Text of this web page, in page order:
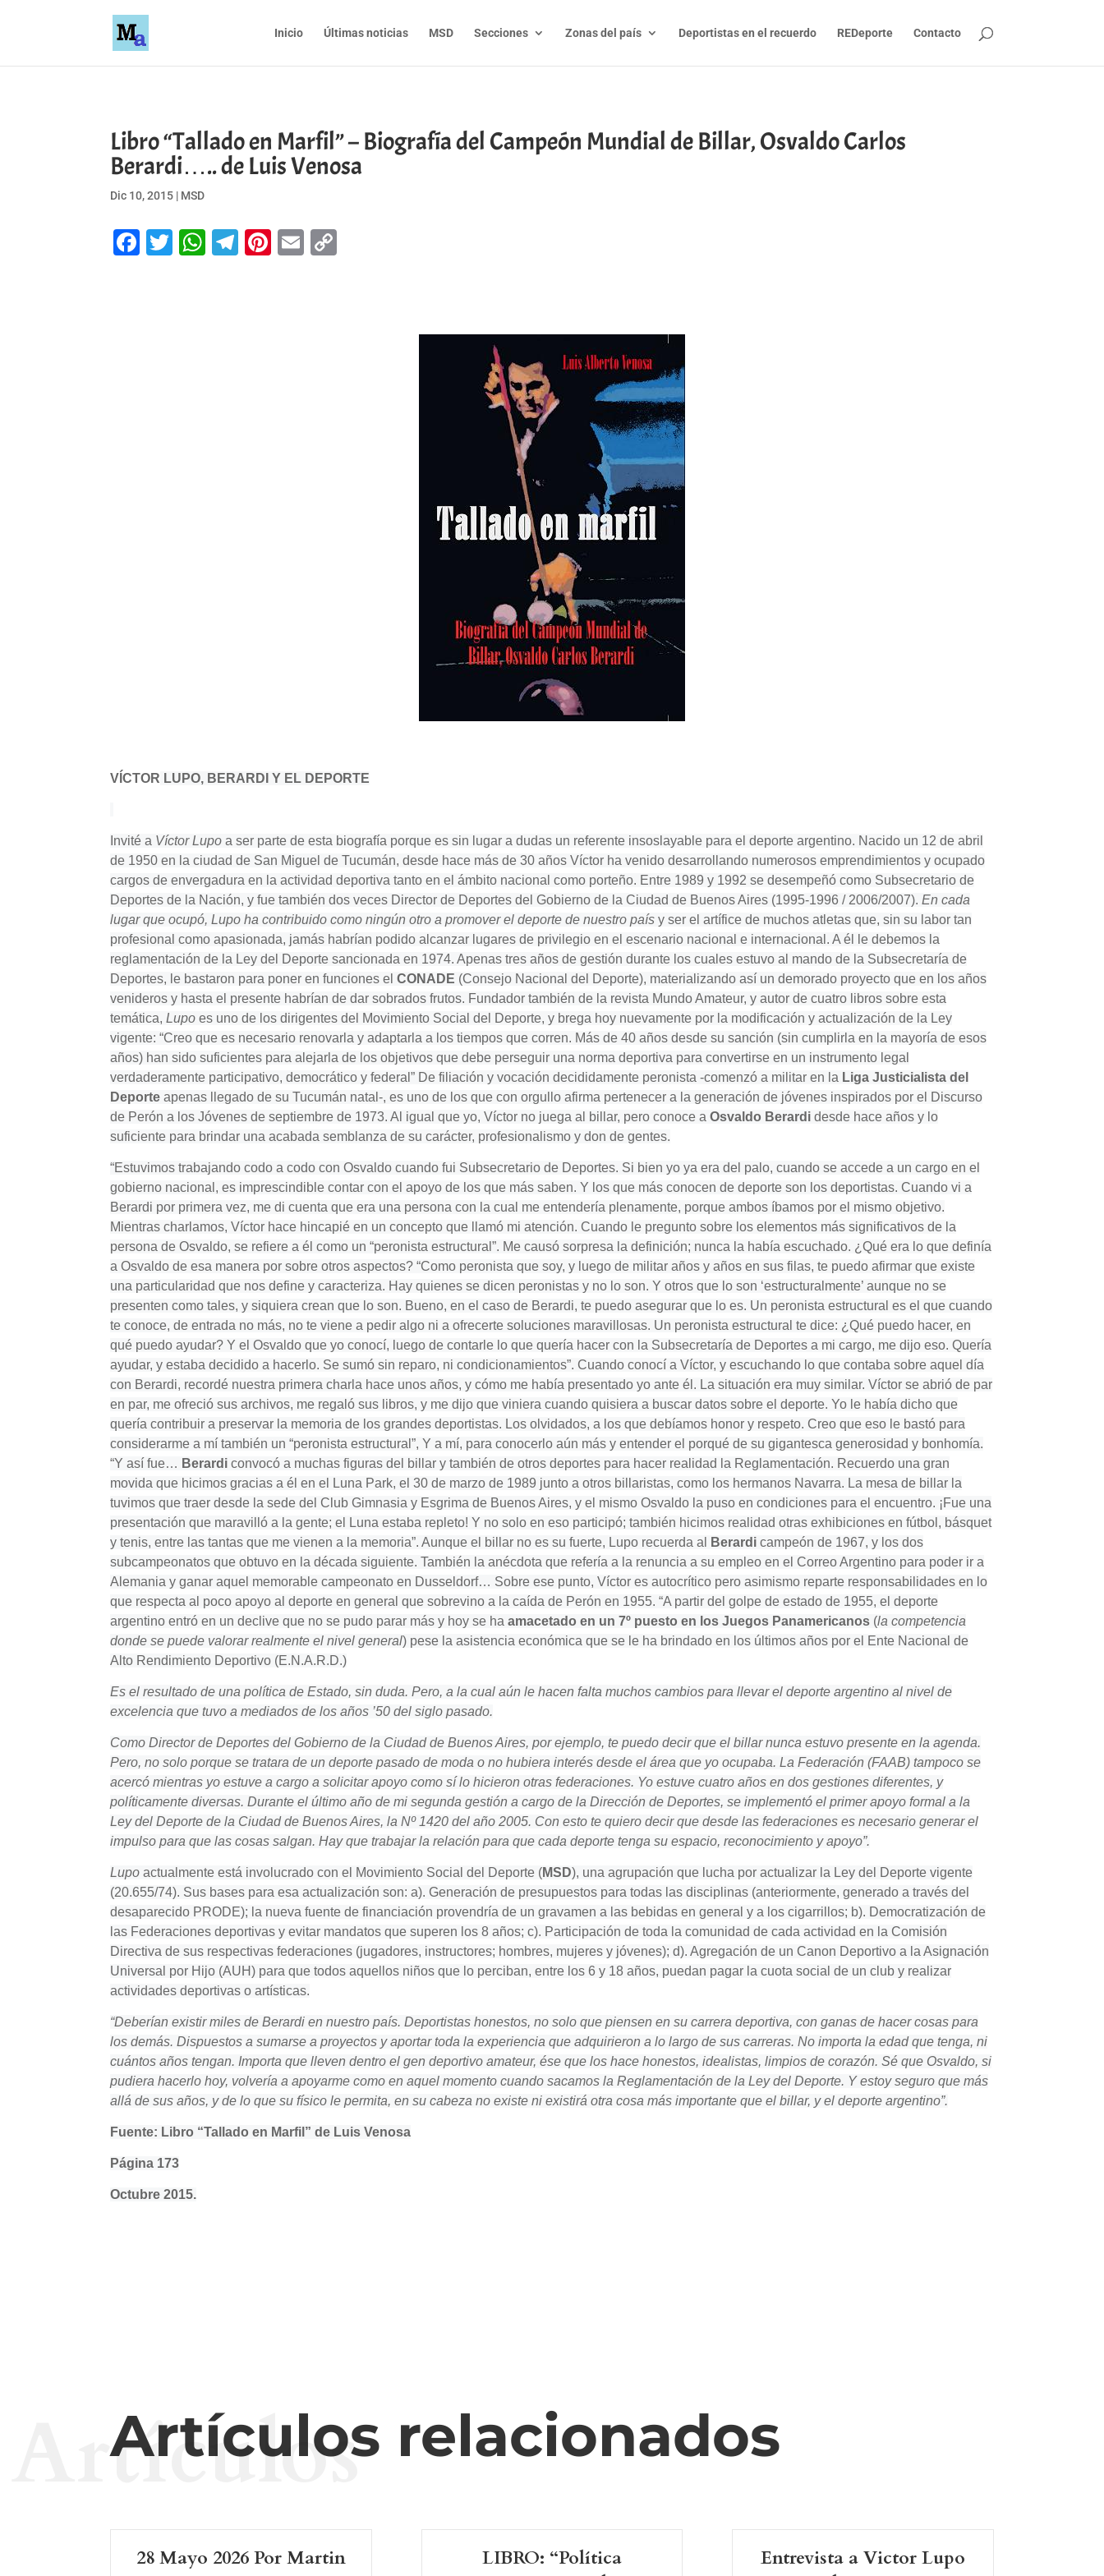
Inicio Últimas noticias MSD Secciones Zonas del país Deportistas en el recuerdo REDeporte Contacto
Libro “Tallado en Marfil” – Biografía del Campeón Mundial de Billar, Osvaldo Carlos
Berardi….. de Luis Venosa
Dic 10, 2015 | MSD
Facebook
Twitter
WhatsApp
Telegram
Pinterest
Email
VÍCTOR LUPO, BERARDI Y EL DEPORTE
Invité a Víctor Lupo a ser parte de esta biografía porque es sin lugar a dudas un referente insoslayable para el deporte argentino. Nacido un 12 de abril
de 1950 en la ciudad de San Miguel de Tucumán, desde hace más de 30 años Víctor ha venido desarrollando numerosos emprendimientos y ocupado
cargos de envergadura en la actividad deportiva tanto en el ámbito nacional como porteño. Entre 1989 y 1992 se desempeñó como Subsecretario de
Deportes de la Nación, y fue también dos veces Director de Deportes del Gobierno de la Ciudad de Buenos Aires (1995-1996 / 2006/2007).En cada
lugar que ocupó, Lupo ha contribuido como ningún otro a promover el deporte de nuestro país y ser el artífice de muchos atletas que, sin su labor tan
profesional como apasionada, jamás habrían podido alcanzar lugares de privilegio en el escenario nacional e internacional. A él le debemos la
reglamentación de la Ley del Deporte sancionada en 1974. Apenas tres años de gestión durante los cuales estuvo al mando de la Subsecretaría de
Deportes, le bastaron para poner en funciones elCONADE (Consejo Nacional del Deporte), materializando así un demorado proyecto que en los años
venideros y hasta el presente habrían de dar sobrados frutos. Fundador también de la revista Mundo Amateur, y autor de cuatro libros sobre esta
temática,Lupo es uno de los dirigentes del Movimiento Social del Deporte, y brega hoy nuevamente por la modificación y actualización de la Ley
vigente: “Creo que es necesario renovarla y adaptarla a los tiempos que corren. Más de 40 años desde su sanción (sin cumplirla en la mayoría de esos
años) han sido suficientes para alejarla de los objetivos que debe perseguir una norma deportiva para convertirse en un instrumento legal
verdaderamente participativo, democrático y federal” De filiación y vocación decididamente peronista -comenzó a militar en la Liga Justicialista del
Deporte apenas llegado de su Tucumán natal-, es uno de los que con orgullo afirma pertenecer a la generación de jóvenes inspirados por el Discurso
de Perón a los Jóvenes de septiembre de 1973. Al igual que yo, Víctor no juega al billar, pero conoce aOsvaldo Berardi desde hace años y lo
suficiente para brindar una acabada semblanza de su carácter, profesionalismo y don de gentes.
“Estuvimos trabajando codo a codo con Osvaldo cuando fui Subsecretario de Deportes. Si bien yo ya era del palo, cuando se accede a un cargo en el
gobierno nacional, es imprescindible contar con el apoyo de los que más saben. Y los que más conocen de deporte son los deportistas. Cuando vi a
Berardi por primera vez, me di cuenta que era una persona con la cual me entendería plenamente, porque ambos íbamos por el mismo objetivo.
Mientras charlamos, Víctor hace hincapié en un concepto que llamó mi atención. Cuando le pregunto sobre los elementos más significativos de la
persona de Osvaldo, se refiere a él como un “peronista estructural”. Me causó sorpresa la definición; nunca la había escuchado. ¿Qué era lo que definía
a Osvaldo de esa manera por sobre otros aspectos? “Como peronista que soy, y luego de militar años y años en sus filas, te puedo afirmar que existe
una particularidad que nos define y caracteriza. Hay quienes se dicen peronistas y no lo son. Y otros que lo son ‘estructuralmente’ aunque no se
presenten como tales, y siquiera crean que lo son. Bueno, en el caso de Berardi, te puedo asegurar que lo es. Un peronista estructural es el que cuando
te conoce, de entrada no más, no te viene a pedir algo ni a ofrecerte soluciones maravillosas. Un peronista estructural te dice: ¿Qué puedo hacer, en
qué puedo ayudar? Y el Osvaldo que yo conocí, luego de contarle lo que quería hacer con la Subsecretaría de Deportes a mi cargo, me dijo eso. Quería
ayudar, y estaba decidido a hacerlo. Se sumó sin reparo, ni condicionamientos”. Cuando conocí a Víctor, y escuchando lo que contaba sobre aquel día
con Berardi, recordé nuestra primera charla hace unos años, y cómo me había presentado yo ante él. La situación era muy similar. Víctor se abrió de par
en par, me ofreció sus archivos, me regaló sus libros, y me dijo que viniera cuando quisiera a buscar datos sobre el deporte. Yo le había dicho que
quería contribuir a preservar la memoria de los grandes deportistas. Los olvidados, a los que debíamos honor y respeto. Creo que eso le bastó para
considerarme a mí también un “peronista estructural”, Y a mí, para conocerlo aún más y entender el porqué de su gigantesca generosidad y bonhomía.
“Y así fue… Berardiconvocó a muchas figuras del billar y también de otros deportes para hacer realidad la Reglamentación. Recuerdo una gran
movida que hicimos gracias a él en el Luna Park, el 30 de marzo de 1989 junto a otros billaristas, como los hermanos Navarra. La mesa de billar la
tuvimos que traer desde la sede del Club Gimnasia y Esgrima de Buenos Aires, y el mismo Osvaldo la puso en condiciones para el encuentro. ¡Fue una
presentación que maravilló a la gente; el Luna estaba repleto! Y no solo en eso participó; también hicimos realidad otras exhibiciones en fútbol, básquet
y tenis, entre las tantas que me vienen a la memoria”. Aunque el billar no es su fuerte, Lupo recuerda al
Berardicampeón de 1967, y los dos
subcampeonatos que obtuvo en la década siguiente. También la anécdota que refería a la renuncia a su empleo en el Correo Argentino para poder ir a
Alemania y ganar aquel memorable campeonato en Dusseldorf… Sobre ese punto, Víctor es autocrítico pero asimismo reparte responsabilidades en lo
que respecta al poco apoyo al deporte en general que sobrevino a la caída de Perón en 1955. “A partir del golpe de estado de 1955, el deporte
argentino entró en un declive que no se pudo parar más y hoy se haamacetado en un 7º puesto en los Juegos Panamericanos (la competencia
donde se puede valorar realmente el nivel general) pese la asistencia económica que se le ha brindado en los últimos años por el Ente Nacional de
Alto Rendimiento Deportivo (E.N.A.R.D.)
Es el resultado de una política de Estado, sin duda. Pero, a la cual aún le hacen falta muchos cambios para llevar el deporte argentino al nivel de
excelencia que tuvo a mediados de los años ’50 del siglo pasado.
Como Director de Deportes del Gobierno de la Ciudad de Buenos Aires, por ejemplo, te puedo decir que el billar nunca estuvo presente en la agenda.
Pero, no solo porque se tratara de un deporte pasado de moda o no hubiera interés desde el área que yo ocupaba. La Federación (FAAB) tampoco se
acercó mientras yo estuve a cargo a solicitar apoyo como sí lo hicieron otras federaciones. Yo estuve cuatro años en dos gestiones diferentes, y
políticamente diversas. Durante el último año de mi segunda gestión a cargo de la Dirección de Deportes, se implementó el primer apoyo formal a la
Ley del Deporte de la Ciudad de Buenos Aires, la Nº 1420 del año 2005. Con esto te quiero decir que desde las federaciones es necesario generar el
impulso para que las cosas salgan. Hay que trabajar la relación para que cada deporte tenga su espacio, reconocimiento y apoyo”.
Lupo actualmente está involucrado con el Movimiento Social del Deporte (MSD), una agrupación que lucha por actualizar la Ley del Deporte vigente
(20.655/74). Sus bases para esa actualización son: a). Generación de presupuestos para todas las disciplinas (anteriormente, generado a través del
desaparecido PRODE); la nueva fuente de financiación provendría de un gravamen a las bebidas en general y a los cigarrillos; b). Democratización de
las Federaciones deportivas y evitar mandatos que superen los 8 años; c). Participación de toda la comunidad de cada actividad en la Comisión
Directiva de sus respectivas federaciones (jugadores, instructores; hombres, mujeres y jóvenes); d). Agregación de un Canon Deportivo a la Asignación
Universal por Hijo (AUH) para que todos aquellos niños que lo perciban, entre los 6 y 18 años, puedan pagar la cuota social de un club y realizar
actividades deportivas o artísticas.
“Deberían existir miles de Berardi en nuestro país. Deportistas honestos, no solo que piensen en su carrera deportiva, con ganas de hacer cosas para
los demás. Dispuestos a sumarse a proyectos y aportar toda la experiencia que adquirieron a lo largo de sus carreras. No importa la edad que tenga, ni
cuántos años tengan. Importa que lleven dentro el gen deportivo amateur, ése que los hace honestos, idealistas, limpios de corazón. Sé que Osvaldo, si
pudiera hacerlo hoy, volvería a apoyarme como en aquel momento cuando sacamos la Reglamentación de la Ley del Deporte. Y estoy seguro que más
allá de sus años, y de lo que su físico le permita, en su cabeza no existe ni existirá otra cosa más importante que el billar, y el deporte argentino”.
Fuente: Libro “Tallado en Marfil” de Luis Venosa
Página 173
Octubre 2015.
Artículos relacionados
Artículos
28 Mayo 2026 Por Martin
LIBRO: “Política
Entrevista a Victor Lupo